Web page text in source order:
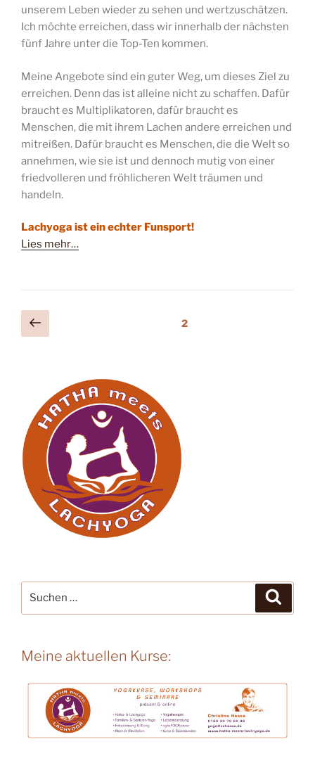
unserem Leben wieder zu sehen und wertzuschätzen.
Ich möchte erreichen, dass wir innerhalb der nächsten
fünf Jahre unter die Top-Ten kommen.
Meine Angebote sind ein guter Weg, um dieses Ziel zu
erreichen. Denn das ist alleine nicht zu schaffen. Dafür
braucht es Multiplikatoren, dafür braucht es
Menschen, die mit ihrem Lachen andere erreichen und
mitreißen. Dafür braucht es Menschen, die die Welt so
annehmen, wie sie ist und dennoch mutig von einer
friedvolleren und fröhlicheren Welt träumen und
handeln.
Lachyoga ist ein echter Funsport!
Lies mehr…
Seitennummerierung
der
Vorherige
Seite
Seite2
nach:
Meine aktuellen Kurse: